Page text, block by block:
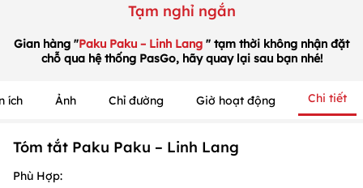
Tạm nghỉ ngắn
Gian hàng "Paku Paku – Linh Lang " tạm thời không nhận đặt
chỗ qua hệ thống PasGo, hãy quay lại sau bạn nhé!
ích Ảnh Chỉ đường Giờ hoạt động Chi tiết
Tóm tắt Paku Paku – Linh Lang
Phù Hợp:
/1